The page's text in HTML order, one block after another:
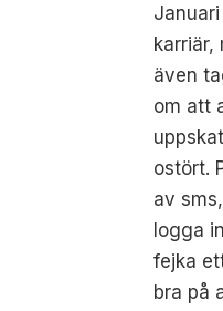
karriär,
även
om att
ostört.
av
logga
fejka
bra på